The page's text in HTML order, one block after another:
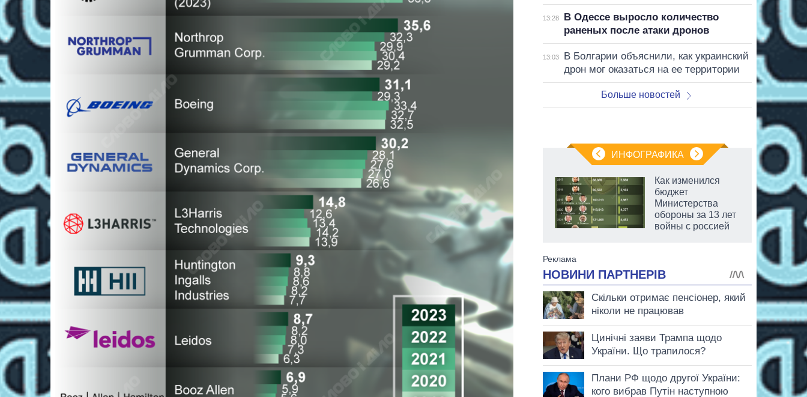
13:28
В Одессе выросло количество
раненых после атаки дронов
13:03
В Болгарии объяснили, как украинский
дрон мог оказаться на ее территории
Больше новостей
ИНФОГРАФИКА
как вырос спрос
на чипы за
последние годы и
что прогнозируют
на 2027-й
Как изменился
бюджет
Министерства
обороны за 13 лет
войны с россией